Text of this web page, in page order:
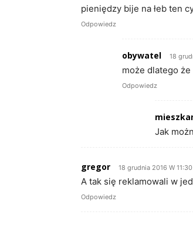
pieniędzy bije na łeb ten
Odpowiedz
obywatel 18
może dlatego
Odpowiedz
Jak
gregor 18 grudnia 2016 W 11:30
A tak się reklamowali w
Odpowiedz